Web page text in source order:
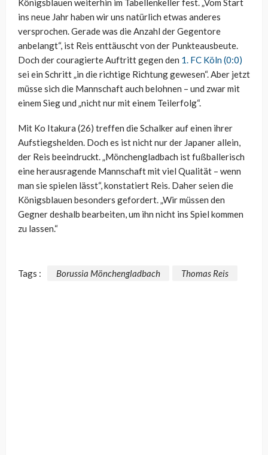
Königsblauen weiterhin im Tabellenkeller fest. „Vom Start
ins neue Jahr haben wir uns natürlich etwas anderes
versprochen. Gerade was die Anzahl der Gegentore
anbelangt“, ist Reis enttäuscht von der Punkteausbeute.
Doch der couragierte Auftritt gegen den 1. FC Köln (0:0)
sei ein Schritt „in die richtige Richtung gewesen“. Aber jetzt
müsse sich die Mannschaft auch belohnen – und zwar mit
einem Sieg und „nicht nur mit einem Teilerfolg“.
Mit Ko Itakura (26) treffen die Schalker auf einen ihrer
Aufstiegshelden. Doch es ist nicht nur der Japaner allein,
der Reis beeindruckt. „Mönchengladbach ist fußballerisch
eine herausragende Mannschaft mit viel Qualität – wenn
man sie spielen lässt“, konstatiert Reis. Daher seien die
Königsblauen besonders gefordert. „Wir müssen den
Gegner deshalb bearbeiten, um ihn nicht ins Spiel kommen
zu lassen.“
Tags : Borussia Mönchengladbach Thomas Reis